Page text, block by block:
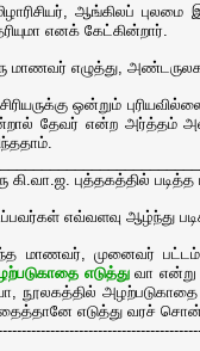
ஆங்கிலப்
எனக் கேட்கின்றார்.
மாணவர் எழுத்து,
ஒன்றும்
தேவர் என்ற அர்த்தம்
கி.வா.ஜ. புத்தகத்தில்
எவ்வளவு ஆழ்ந்து
மாணவர், முனைவர் பட்டம்
எடுத்துவா என்று
நூலகத்தில்
எடுத்து வரச்